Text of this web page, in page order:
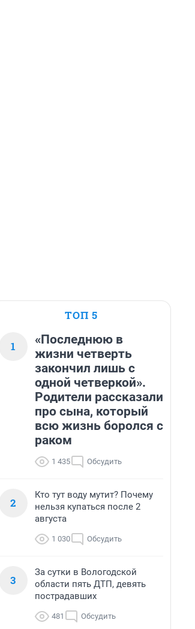
ТОП 5
1
«Последнюю в
жизни четверть
закончил лишь с
одной четверкой».
Родители рассказали
про сына, который
всю жизнь боролся с
раком
1 435 Обсудить
2
Кто тут воду мутит? Почему
нельзя купаться после 2
августа
1 030 Обсудить
3
За сутки в Вологодской
области пять ДТП, девять
пострадавших
481 Обсудить